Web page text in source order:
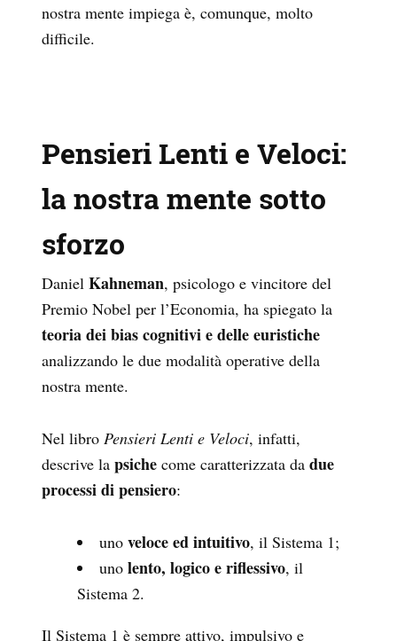
nostra mente impiega è, comunque, molto
difficile.
Pensieri Lenti e Veloci:
la nostra mente sotto
sforzo
Daniel Kahneman, psicologo e vincitore del
Premio Nobel per l’Economia, ha spiegato la
teoria dei bias cognitivi e delle euristiche
analizzando le due modalità operative della
nostra mente.
Nel libro Pensieri Lenti e Veloci, infatti,
descrive la psiche come caratterizzata da due
processi di pensiero:
uno veloce ed intuitivo, il Sistema 1;
uno lento, logico e riflessivo, il
Sistema 2.
Il Sistema 1 è sempre attivo, impulsivo e